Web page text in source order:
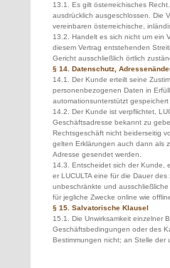
13.1. Es gilt österreichisches
ausdrücklich ausgeschlossen. Die
vereinbaren österreichische,
13.2. Handelt es sich nicht um ein
diesem Vertrag entstehenden
Gericht ausschließlich örtlich
§ 14. Datenschutz,
14.1. Der Kunde erteilt seine
personenbezogenen Daten in
automationsunterstützt
14.2. Der Kunde ist verpflichtet,
Geschäftsadresse bekannt zu
Rechtsgeschäft nicht beiderseitig
gelten Erklärungen auch dann als
Adresse gesendet werden.
14.3. Entscheidet sich der Kunde,
er LUCULTA eine für die Dauer
unbeschränkte und
für jegliche Zwecke online wie
§ 15. Salvatorische Klausel
15.1. Die Unwirksamkeit einzelner
Geschäftsbedingungen oder des
Bestimmungen nicht; an Stelle der